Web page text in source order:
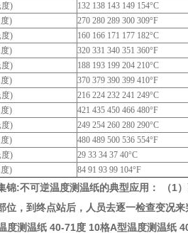
度)
132 138 143 149 154°C
)
270 280 289 300 309°F
度)
160 166 171 177 182°C
)
320 331 340 351 360°F
度)
188 193 199 204 210°C
)
370 379 390 399 410°F
度)
216 224 232 241 249°C
)
421 435 450 466 480°F
度)
249 254 260 280 290°C
)
480 489 500 536 554°F
度)
29 33 34 37 40°C
)
84 91 93 99 104°F
锦:不可逆温度测温纸的典型应用： （1
位，到终点站后，人员去逐一检查变况
度测温纸 40-71度 10格A型温度测温纸